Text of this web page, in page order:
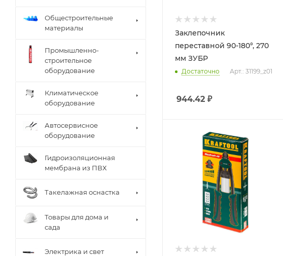
Заклепочник
переставной 90-180°, 270
мм ЗУБР
Достаточно Арт.: 31199_z01
944.42 ₽
Общестроительные
материалы
Промышленно-
строительное
оборудование
Климатическое
оборудование
Автосервисное
оборудование
Гидроизоляционная
мембрана из ПВХ
Такелажная оснастка
Товары для дома и
сада
Электрика и свет